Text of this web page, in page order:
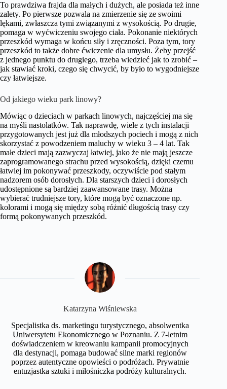
To prawdziwa frajda dla małych i dużych, ale posiada też inne
zalety. Po pierwsze pozwala na zmierzenie się ze swoimi
lękami, zwłaszcza tymi związanymi z wysokością. Po drugie,
pomaga w wyćwiczeniu swojego ciała. Pokonanie niektórych
przeszkód wymaga w końcu siły i zręczności. Poza tym, tory
przeszkód to także dobre ćwiczenie dla umysłu. Żeby przejść
z jednego punktu do drugiego, trzeba wiedzieć jak to zrobić –
jak stawiać kroki, czego się chwycić, by było to wygodniejsze
czy łatwiejsze.
Od jakiego wieku park linowy?
Mówiąc o dzieciach w parkach linowych, najczęściej ma się
na myśli nastolatków. Tak naprawdę, wiele z tych instalacji
przygotowanych jest już dla młodszych pociech i mogą z nich
skorzystać z powodzeniem maluchy w wieku 3 – 4 lat. Tak
małe dzieci mają zazwyczaj łatwiej, jako że nie mają jeszcze
zaprogramowanego strachu przed wysokością, dzięki czemu
łatwiej im pokonywać przeszkody, oczywiście pod stałym
nadzorem osób dorosłych. Dla starszych dzieci i dorosłych
udostępnione są bardziej zaawansowane trasy. Można
wybierać trudniejsze tory, które mogą być oznaczone np.
kolorami i mogą się między sobą różnić długością trasy czy
formą pokonywanych przeszkód.
Katarzyna Wiśniewska
Specjalistka ds. marketingu turystycznego, absolwentka
Uniwersytetu Ekonomicznego w Poznaniu. Z 7-letnim
doświadczeniem w kreowaniu kampanii promocyjnych
dla destynacji, pomaga budować silne marki regionów
poprzez autentyczne opowieści o podróżach. Prywatnie
entuzjastka sztuki i miłośniczka podróży kulturalnych.